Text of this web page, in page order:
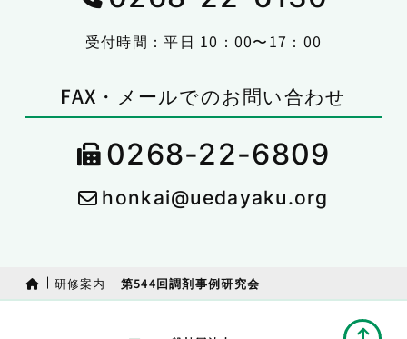
受付時間：平日 10：00〜17：00
FAX・メールでのお問い合わせ
0268-22-6809
honkai@uedayaku.org
研修案内 第544回調剤事例研究会